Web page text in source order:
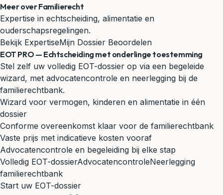
Meer over Familierecht
Expertise in echtscheiding, alimentatie en
ouderschapsregelingen.
Bekijk ExpertiseMijn Dossier Beoordelen
EOT PRO — Echtscheiding met onderlinge toestemming
Stel zelf uw volledig EOT-dossier op via een begeleide
wizard, met advocatencontrole en neerlegging bij de
familierechtbank.
Wizard voor vermogen, kinderen en alimentatie in één
dossier
Conforme overeenkomst klaar voor de familierechtbank
Vaste prijs met indicatieve kosten vooraf
Advocatencontrole en begeleiding bij elke stap
Volledig EOT-dossierAdvocatencontroleNeerlegging
familierechtbank
Start uw EOT-dossier